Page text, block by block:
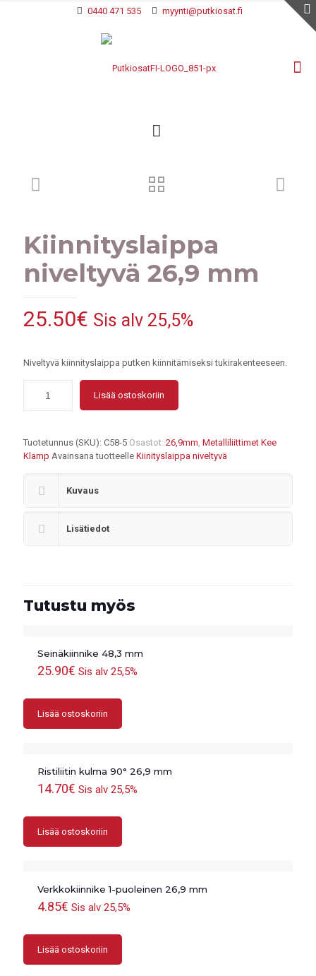
0440 471 535 myynti@putkiosat.fi
Kiinnityslaippa
niveltyvä 26,9 mm
25.50€ Sis alv 25,5%
Niveltyvä kiinnityslaippa putken kiinnitämiseksi tukirakenteeseen.
Lisää ostoskoriin
Tuotetunnus (SKU): C58-5 Osastot: 26,9mm, Metalliliittimet Kee
Klamp Avainsana tuotteelle Kiinityslaippa niveltyvä
Kuvaus
Lisätiedot
Tutustu myös
Seinäkiinnike 48,3 mm
25.90€ Sis alv 25,5%
Lisää ostoskoriin
Ristiliitin kulma 90° 26,9 mm
14.70€ Sis alv 25,5%
Lisää ostoskoriin
Verkkokiinnike 1-puoleinen 26,9 mm
4.85€ Sis alv 25,5%
Lisää ostoskoriin